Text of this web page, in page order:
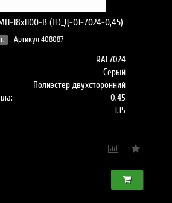
18x1100-B (ПЭ_Д-01-7024-0,45)
Артикул 408087
RAL7024
Серый
Полиэстер двухсторонний
0.45
1.15